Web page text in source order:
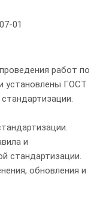
01
работ по
установлены ГОСТ
и
стандартизации.
обновления и